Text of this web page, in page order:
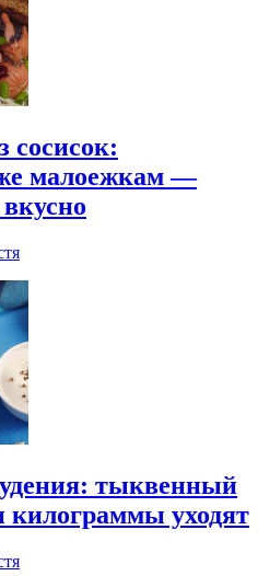
сосисок:
малоежкам —
тыквенный
уходят